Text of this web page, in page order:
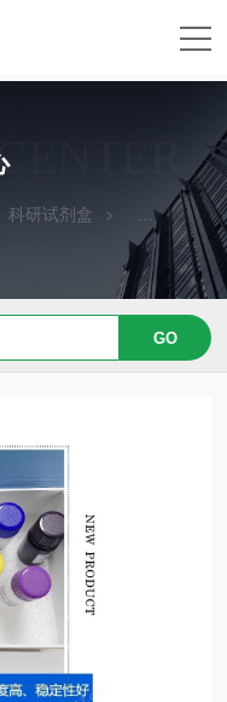
科研试剂盒 ELISA试剂盒